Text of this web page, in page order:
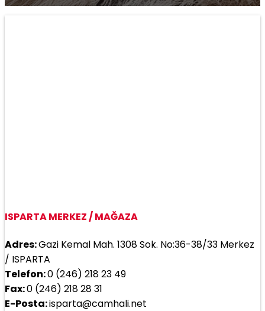
ISPARTA MERKEZ / MAĞAZA
Adres:Gazi Kemal Mah. 1308 Sok. No:36-38/33 Merkez
/ ISPARTA
Telefon:0 (246) 218 23 49
Fax:0 (246) 218 28 31
E-Posta:isparta@camhali.net